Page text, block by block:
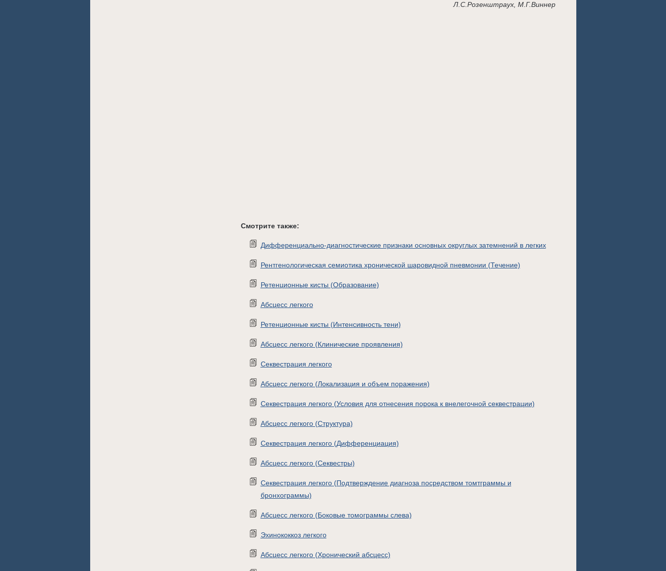
Л.С.Розенштраух, М.Г.Виннер
Смотрите также:
Дифференциально-диагностические признаки основных округлых затемнений в легких
Рентгенологическая семиотика хронической шаровидной пневмонии (Течение)
Ретенционные кисты (Образование)
Абсцесс легкого
Ретенционные кисты (Интенсивность тени)
Абсцесс легкого (Клинические проявления)
Секвестрация легкого
Абсцесс легкого (Локализация и объем поражения)
Секвестрация легкого (Условия для отнесения порока к внелегочной секвестрации)
Абсцесс легкого (Структура)
Секвестрация легкого (Дифференциация)
Абсцесс легкого (Секвестры)
Секвестрация легкого (Подтверждение диагноза посредством томтграммы и
бронхограммы)
Абсцесс легкого (Боковые томограммы слева)
Эхинококкоз легкого
Абсцесс легкого (Хронический абсцесс)